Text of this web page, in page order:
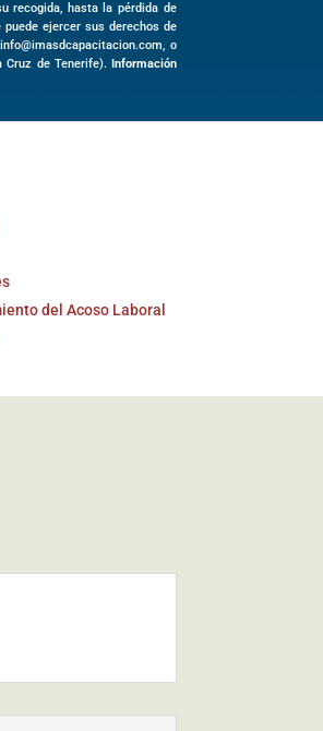
recogida, hasta la pérdida de
ejercer sus derechos de
o
Cruz de Tenerife).Información
del Acoso Laboral